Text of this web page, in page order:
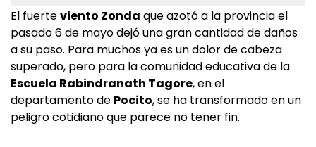
El fuerteviento Zonda que azotó a la provincia el
pasado 6 de mayo dejó una gran cantidad de daños
a su paso. Para muchos ya es un dolor de cabeza
superado, pero para la comunidad educativa de la
Escuela Rabindranath Tagore, en el
departamento de Pocito, se ha transformado en un
peligro cotidiano que parece no tener fin.